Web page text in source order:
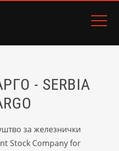
- SERBIA
за железнички
Stock Company for